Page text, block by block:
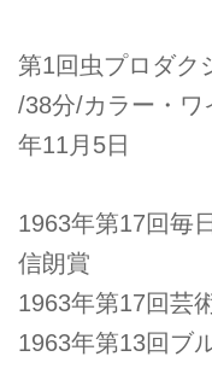
第1回虫プロダク
/38分/カラー・ワ
年11月5日
1963年第17回毎
信朗賞
1963年第17回芸
1963年第13回ブ